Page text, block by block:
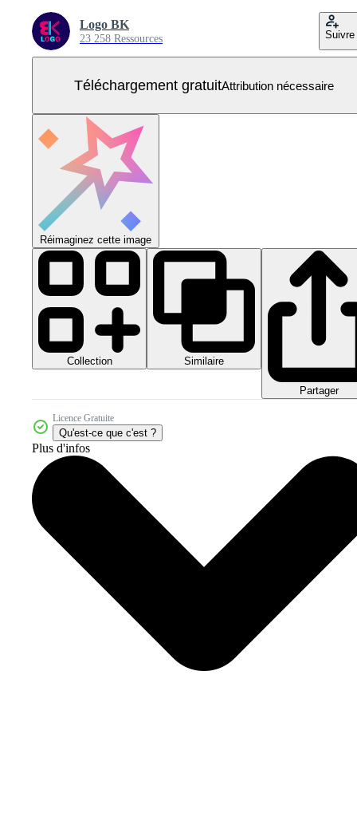
Logo BK
23 258 Ressources Suivre
Téléchargement gratuitAttribution nécessaire
Réimaginez cette image
Collection Similaire
Partager
Licence Gratuite
Qu'est-ce que c'est ?
Plus d'infos